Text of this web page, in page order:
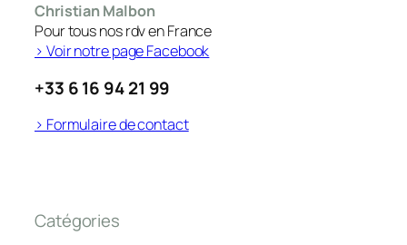
Christian Malbon
Pour tous nos rdv en France
> Voir notre page Facebook
+33 6 16 94 21 99
> Formulaire de contact
Catégories